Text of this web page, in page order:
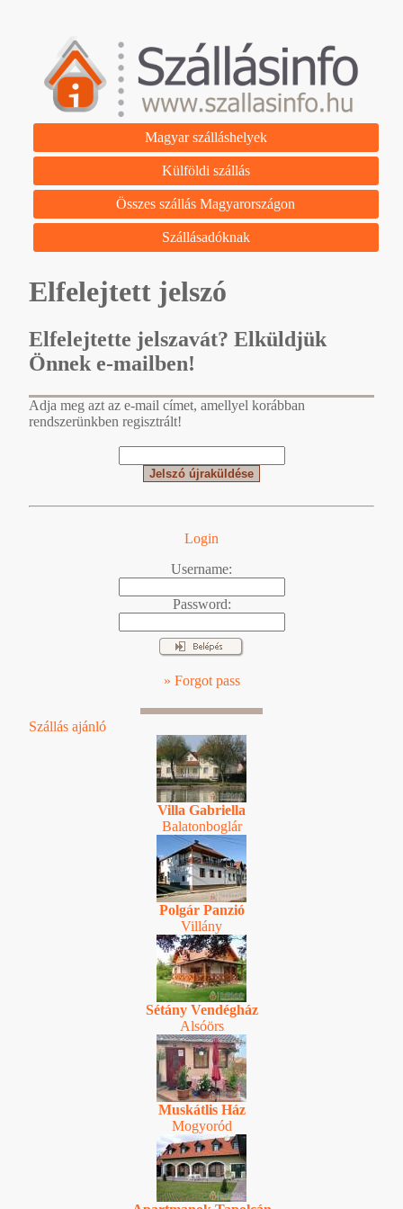
Magyar szálláshelyek
Külföldi szállás
Összes szállás Magyarországon
Szállásadóknak
Elfelejtett jelszó
Elfelejtette jelszavát? Elküldjük
Önnek e-mailben!
Adja meg azt az e-mail címet, amellyel korábban
rendszerünkben regisztrált!
Login
Username:
Password:
» Forgot pass
Szállás ajánló
Villa Gabriella
Balatonboglár
Polgár Panzió
Villány
Sétány Vendégház
Alsóörs
Muskátlis Ház
Mogyoród